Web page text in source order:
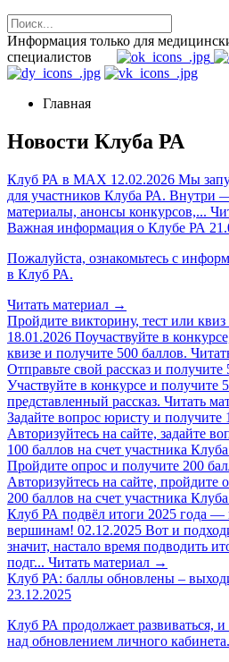
Информация только для
специалистов
Главная
Новости Клуба РА
Клуб РА в MAX 12.02.2026 Мы
для участников Клуба РА. Внутри
материалы, анонсы конкурсов,...
Важная информация о Клубе РА
Пожалуйста, ознакомьтесь с
в Клуб РА.
Читать материал →
Пройдите викторину, тест или
18.01.2026 Поучаствуйте в
квизе и получите 500 баллов.
Отправьте свой рассказ и получите
Участвуйте в конкурсе и получите
представленный рассказ. Читать
Задайте вопрос юристу и получите
Авторизуйтесь на сайте, задайте
100 баллов на счет участника
Пройдите опрос и получите 200
Авторизуйтесь на сайте, пройдите
200 баллов на счет участника
Клуб РА подвёл итоги 2025 года —
вершинам! 02.12.2025 Вот и
значит, настало время подводить
подг... Читать материал →
Клуб РА: баллы обновлены –
23.12.2025
Клуб РА продолжает развиваться,
над обновлением личного кабинета.